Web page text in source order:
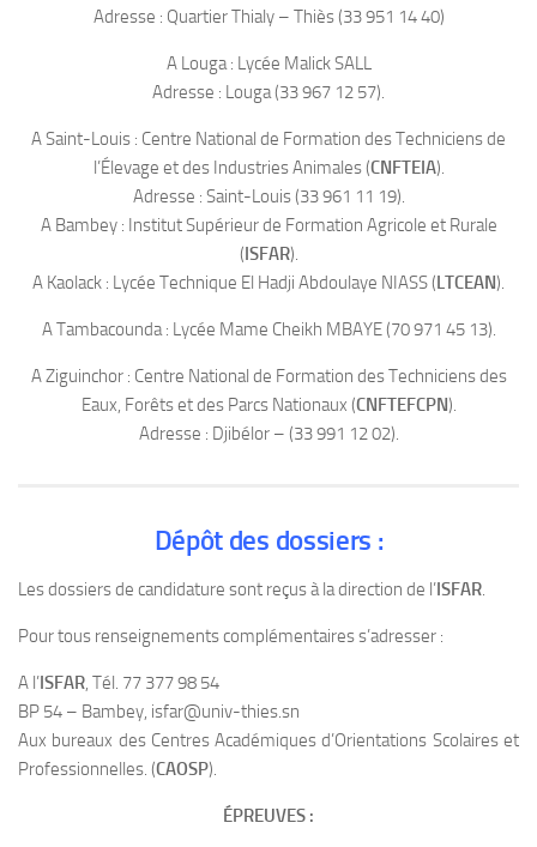
Adresse : Quartier Thialy – Thiès (33 951 14 40)
A Louga : Lycée Malick SALL
Adresse : Louga (33 967 12 57).
A Saint-Louis : Centre National de Formation des Techniciens de
l’Élevage et des Industries Animales (CNFTEIA).
Adresse : Saint-Louis (33 961 11 19).
A Bambey : Institut Supérieur de Formation Agricole et Rurale
(ISFAR).
A Kaolack : Lycée Technique El Hadji Abdoulaye NIASS (LTCEAN).
A Tambacounda : Lycée Mame Cheikh MBAYE (70 971 45 13).
A Ziguinchor : Centre National de Formation des Techniciens des
Eaux, Forêts et des Parcs Nationaux (CNFTEFCPN).
Adresse : Djibélor – (33 991 12 02).
Dépôt des dossiers :
Les dossiers de candidature sont reçus à la direction de l’ISFAR.
Pour tous renseignements complémentaires s’adresser :
A l’ISFAR, Tél. 77 377 98 54
BP 54 – Bambey, isfar@univ-thies.sn
Aux bureaux des Centres Académiques d’Orientations Scolaires et
Professionnelles. (CAOSP).
ÉPREUVES :